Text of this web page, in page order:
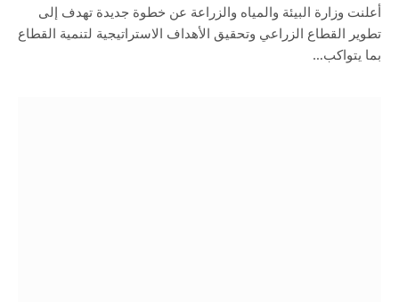
أعلنت وزارة البيئة والمياه والزراعة عن خطوة جديدة تهدف إلى
تطوير القطاع الزراعي وتحقيق الأهداف الاستراتيجية لتنمية القطاع
بما يتواكب…